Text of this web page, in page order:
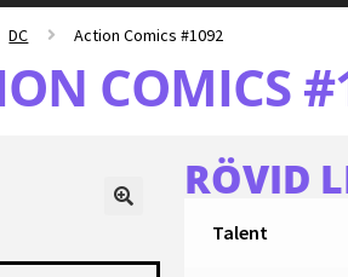
DC Action Comics #1092
COMICS
RÖVID
Talent